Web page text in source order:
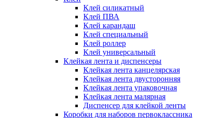
Клей силикатный
Клей ПВА
Клей карандаш
Клей специальный
Клей роллер
Клей универсальный
Клейкая лента и диспенсеры
Клейкая лента канцелярская
Клейкая лента двусторонняя
Клейкая лента упаковочная
Клейкая лента малярная
Диспенсер для клейкой ленты
Коробки для наборов первоклассника